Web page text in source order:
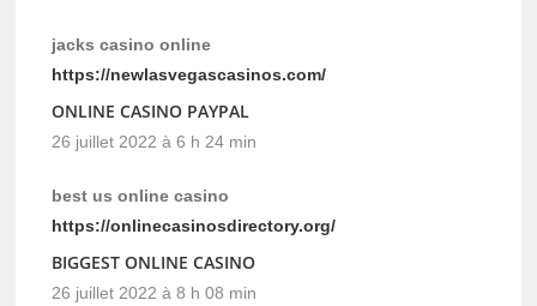
jacks casino online
https://newlasvegascasinos.com/
ONLINE CASINO PAYPAL
26 juillet 2022 à 6 h 24 min
best us online casino
https://onlinecasinosdirectory.org/
BIGGEST ONLINE CASINO
26 juillet 2022 à 8 h 08 min